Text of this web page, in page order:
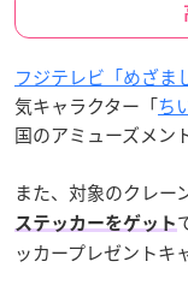
フジテレビ「めざま
気キャラクター「ち
国のアミューズメン
また、対象のクレー
ステッカーをゲット
ッカープレゼントキ